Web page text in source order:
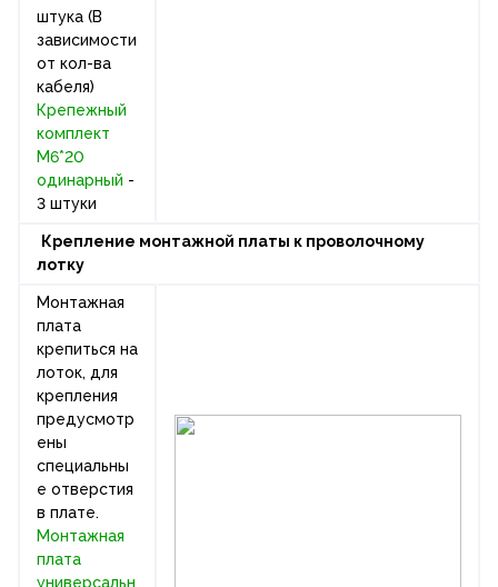
штука (В
зависимости
от кол-ва
кабеля)
Крепежный
комплект
М6*20
одинарный -
3 штуки
Крепление монтажной платы к проволочному
лотку
Монтажная
плата
крепиться на
лоток, для
крепления
предусмотр
ены
специальны
е отверстия
в плате.
Монтажная
плата
универсальн